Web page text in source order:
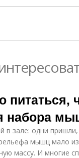
питаться,
набора
в зале: одни
мышц мало
массу. И многие